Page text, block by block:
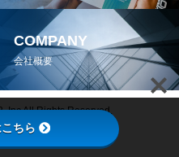
COMPANY
会社概要
Inc All Rights Reserved.
セキュリティ基本方針
ちら